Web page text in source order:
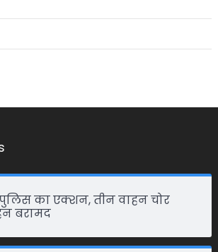
पुलिस का एक्शन, तीन वाहन चोर
बरामद